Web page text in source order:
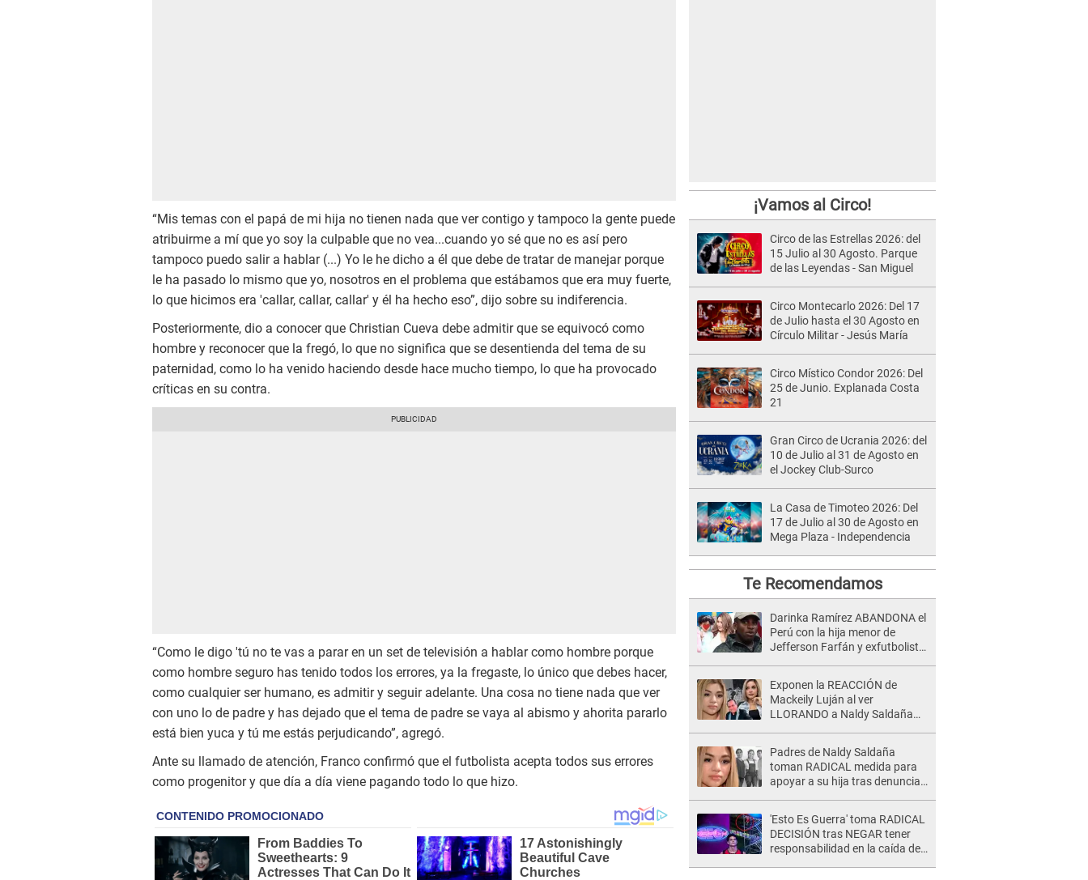
“Mis temas con el papá de mi hija no tienen nada que ver contigo y tampoco la gente puede
atribuirme a mí que yo soy la culpable que no vea...cuando yo sé que no es así pero
tampoco puedo salir a hablar (...) Yo le he dicho a él que debe de tratar de manejar porque
le ha pasado lo mismo que yo, nosotros en el problema que estábamos que era muy fuerte,
lo que hicimos era 'callar, callar, callar' y él ha hecho eso”, dijo sobre su indiferencia.
Posteriormente, dio a conocer que Christian Cueva debe admitir que se equivocó como
hombre y reconocer que la fregó, lo que no significa que se desentienda del tema de su
paternidad, como lo ha venido haciendo desde hace mucho tiempo, lo que ha provocado
críticas en su contra.
“Como le digo 'tú no te vas a parar en un set de televisión a hablar como hombre porque
como hombre seguro has tenido todos los errores, ya la fregaste, lo único que debes hacer,
como cualquier ser humano, es admitir y seguir adelante. Una cosa no tiene nada que ver
con uno lo de padre y has dejado que el tema de padre se vaya al abismo y ahorita pararlo
está bien yuca y tú me estás perjudicando”, agregó.
Ante su llamado de atención, Franco confirmó que el futbolista acepta todos sus errores
como progenitor y que día a día viene pagando todo lo que hizo.
¡Vamos al Circo!
Circo de las Estrellas 2026: del
15 Julio al 30 Agosto. Parque
de las Leyendas - San Miguel
Circo Montecarlo 2026: Del 17
de Julio hasta el 30 Agosto en
Círculo Militar - Jesús María
Circo Místico Condor 2026: Del
25 de Junio. Explanada Costa
21
Gran Circo de Ucrania 2026: del
10 de Julio al 31 de Agosto en
el Jockey Club-Surco
La Casa de Timoteo 2026: Del
17 de Julio al 30 de Agosto en
Mega Plaza - Independencia
Te Recomendamos
Darinka Ramírez ABANDONA el
Perú con la hija menor de
Jefferson Farfán y exfutbolista
Exponen la REACCIÓN de
Mackeily Luján al ver
LLORANDO a Naldy Saldaña
Padres de Naldy Saldaña
toman RADICAL medida para
apoyar a su hija tras denuncia
quedar así"
'Esto Es Guerra' toma RADICAL
DECISIÓN tras NEGAR tener
responsabilidad en la caída de